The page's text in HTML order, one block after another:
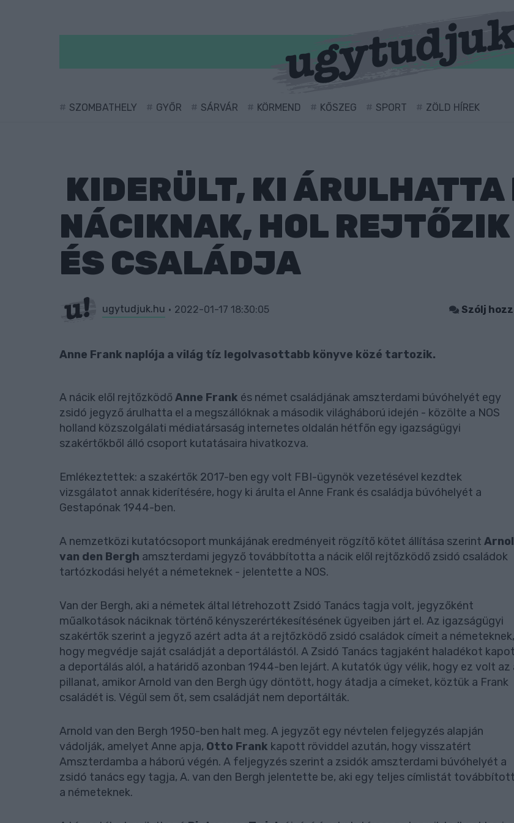
SZOMBATHELY GYŐR SÁRVÁR KÖRMEND KŐSZEG SPORT ZÖLD HÍREK
KIDERÜLT, KI ÁRULHATTA
NÁCIKNAK, HOL
ÉS CSALÁDJA
ugytudjuk.hu 2022-01-17 18:30:05 Szólj
Anne Frank naplója a világ tíz legolvasottabb könyve közé tartozik.
A nácik elől rejtőzködő Anne Frank és német családjának amszterdami búvóhelyét egy
zsidó jegyző árulhatta el a megszállóknak a második világháború idején - közölte a NOS
holland közszolgálati médiatársaság internetes oldalán hétfőn egy igazságügyi
szakértőkből álló csoport kutatásaira hivatkozva.
Emlékeztettek: a szakértők 2017-ben egy volt FBI-ügynök vezetésével kezdtek
vizsgálatot annak kiderítésére, hogy ki árulta el Anne Frank és családja búvóhelyét a
Gestapónak 1944-ben.
A nemzetközi kutatócsoport munkájának eredményeit rögzítő kötet állítása szerint
van den Bergh amszterdami jegyző továbbította a nácik elől rejtőzködő zsidó családok
tartózkodási helyét a németeknek - jelentette a NOS.
Van der Bergh, aki a németek által létrehozott Zsidó Tanács tagja volt, jegyzőként
műalkotások náciknak történő kényszerértékesítésének ügyeiben járt el. Az igazságügyi
szakértők szerint a jegyző azért adta át a rejtőzködő zsidó családok címeit a németeknek,
hogy megvédje saját családját a deportálástól. A Zsidó Tanács tagjaként haladékot
a deportálás alól, a határidő azonban 1944-ben lejárt. A kutatók úgy vélik, hogy ez volt az
pillanat, amikor Arnold van den Bergh úgy döntött, hogy átadja a címeket, köztük a Frank
családét is. Végül sem őt, sem családját nem deportálták.
Arnold van den Bergh 1950-ben halt meg. A jegyzőt egy névtelen feljegyzés alapján
vádolják, amelyet Anne apja, Otto Frank kapott röviddel azután, hogy visszatért
Amszterdamba a háború végén. A feljegyzés szerint a zsidók amszterdami búvóhelyét a
zsidó tanács egy tagja, A. van den Bergh jelentette be, aki egy teljes címlistát továbbított
a németeknek.